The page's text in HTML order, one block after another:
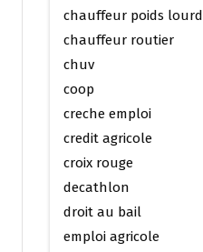
chauffeur poids lourd
chauffeur routier
chuv
coop
creche emploi
credit agricole
croix rouge
decathlon
droit au bail
emploi agricole